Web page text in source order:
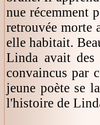
nue récemment
retrouvée morte
elle habitait.
Linda avait des
convaincus par
jeune poète se
l'histoire de